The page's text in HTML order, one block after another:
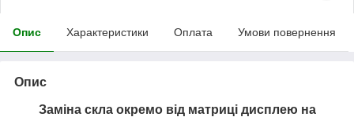
Опис Характеристики Оплата Умови повернення
Опис
Заміна скла окремо від матриці дисплею на